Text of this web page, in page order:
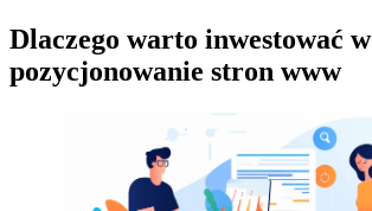
Dlaczego warto inwestować w
pozycjonowanie stron www